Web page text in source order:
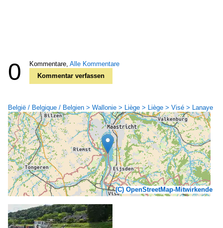
0 Kommentare, Alle Kommentare
Kommentar verfassen
België / Belgique / Belgien > Wallonie > Liège > Liège > Visé > Lanaye
(C) OpenStreetMap-Mitwirkende